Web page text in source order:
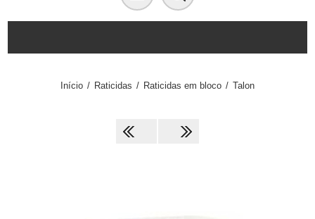
Início / Raticidas / Raticidas em bloco / Talon